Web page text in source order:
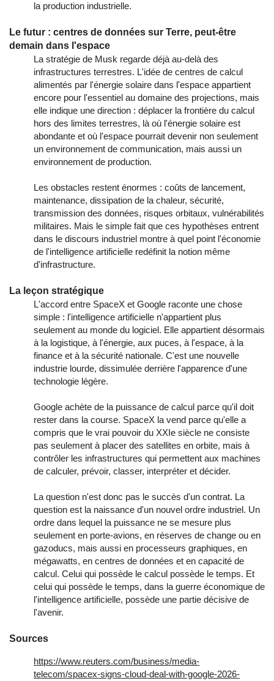
la production industrielle.
Le futur : centres de données sur Terre, peut-être
demain dans l'espace
La stratégie de Musk regarde déjà au-delà des
infrastructures terrestres. L'idée de centres de calcul
alimentés par l'énergie solaire dans l'espace appartient
encore pour l'essentiel au domaine des projections, mais
elle indique une direction : déplacer la frontière du calcul
hors des limites terrestres, là où l'énergie solaire est
abondante et où l'espace pourrait devenir non seulement
un environnement de communication, mais aussi un
environnement de production.
Les obstacles restent énormes : coûts de lancement,
maintenance, dissipation de la chaleur, sécurité,
transmission des données, risques orbitaux, vulnérabilités
militaires. Mais le simple fait que ces hypothèses entrent
dans le discours industriel montre à quel point l'économie
de l'intelligence artificielle redéfinit la notion même
d'infrastructure.
La leçon stratégique
L'accord entre SpaceX et Google raconte une chose
simple : l'intelligence artificielle n'appartient plus
seulement au monde du logiciel. Elle appartient désormais
à la logistique, à l'énergie, aux puces, à l'espace, à la
finance et à la sécurité nationale. C'est une nouvelle
industrie lourde, dissimulée derrière l'apparence d'une
technologie légère.
Google achète de la puissance de calcul parce qu'il doit
rester dans la course. SpaceX la vend parce qu'elle a
compris que le vrai pouvoir du XXIe siècle ne consiste
pas seulement à placer des satellites en orbite, mais à
contrôler les infrastructures qui permettent aux machines
de calculer, prévoir, classer, interpréter et décider.
La question n'est donc pas le succès d'un contrat. La
question est la naissance d'un nouvel ordre industriel. Un
ordre dans lequel la puissance ne se mesure plus
seulement en porte-avions, en réserves de change ou en
gazoducs, mais aussi en processeurs graphiques, en
mégawatts, en centres de données et en capacité de
calcul. Celui qui possède le calcul possède le temps. Et
celui qui possède le temps, dans la guerre économique de
l'intelligence artificielle, possède une partie décisive de
l'avenir.
Sources
https://www.reuters.com/business/media-
telecom/spacex-signs-cloud-deal-with-google-2026-